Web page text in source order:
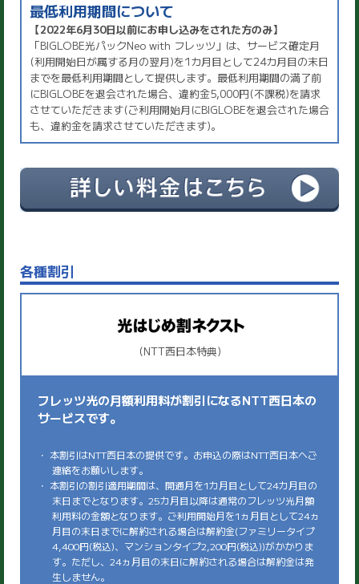
最低利用期間について
【2022年6月30日以前にお申し込みをされた方のみ】
「BIGLOBE光パックNeo with フレッツ」は、サービス確定月
(利用開始日が属する月の翌月)を1カ月目として24カ月目の末日
までを最低利用期間として提供します。最低利用期間の満了前
にBIGLOBEを退会された場合、違約金5,000円(不課税)を請求
させていただきます(ご利用開始月にBIGLOBEを退会された場合
も、違約金を請求させていただきます)。
各種割引
(NTT西日本特典)
フレッツ光の月額利用料が割引になるNTT西日本の
サービスです。
・ 本割引はNTT西日本の提供です。お申込の際はNTT西日本へご
連絡をお願いします。
・ 本割引の割引適用期間は、開通月を1カ月目として24カ月目の
末日までとなります。25カ月目以降は通常のフレッツ光月額
利用料の金額となります。ご利用開始月を1ヵ月目として24ヵ
月目の末日までに解約される場合は解約金(ファミリータイプ
4,400円(税込)、マンションタイプ2,200円(税込))がかかりま
す。ただし、24ヵ月目の末日に解約される場合は解約金は発
生しません。